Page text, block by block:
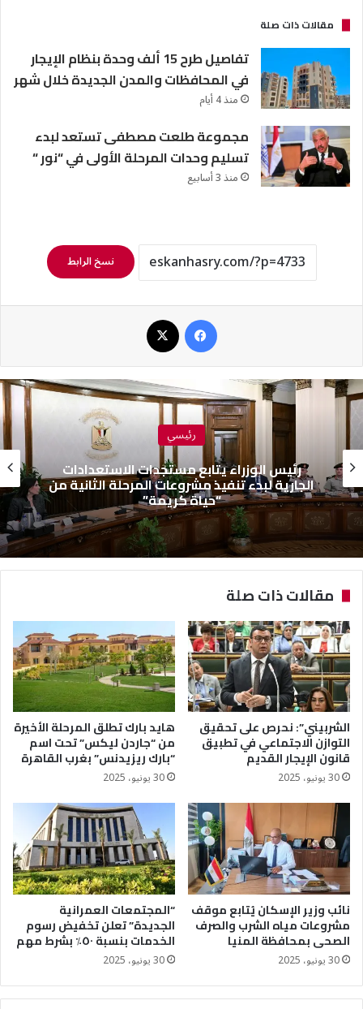
مقالات ذات صلة
تفاصيل طرح 15 ألف وحدة بنظام الإيجار
في المحافظات والمدن الجديدة خلال شهر
منذ 4 أيام
مجموعة طلعت مصطفى تستعد لبدء
تسليم وحدات المرحلة الأولى في “نور “
منذ 3 أسابيع
نسخ الرابط
رئيسي
رئيس الوزراء يتابع مستجدات الاستعدادات
الجارية لبدء تنفيذ مشروعات المرحلة الثانية من
“حياة كريمة”
مقالات ذات صلة
الشربيني”: نحرص على تحقيق
التوازن الاجتماعي في تطبيق
قانون الإيجار القديم
30 يونيو، 2025
هايد بارك تطلق المرحلة الأخيرة
من “جاردن ليكس” تحت اسم
“بارك ريزيدنس” بغرب القاهرة
30 يونيو، 2025
نائب وزير الإسكان يُتابع موقف
مشروعات مياه الشرب والصرف
الصحى بمحافظة المنيا
30 يونيو، 2025
“المجتمعات العمرانية
الجديدة” تعلن تخفيض رسوم
الخدمات بنسبة ٥٠٪؜ بشرط مهم
30 يونيو، 2025